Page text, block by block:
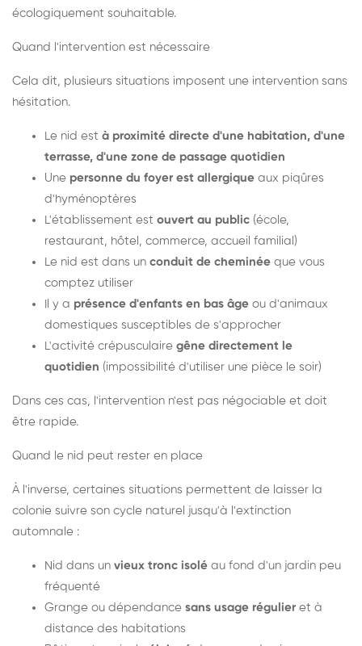
écologiquement souhaitable.
Quand l'intervention est nécessaire
Cela dit, plusieurs situations imposent une intervention sans
hésitation.
Le nid est à proximité directe d'une habitation, d'une
terrasse, d'une zone de passage quotidien
Une personne du foyer est allergique aux piqûres
d'hyménoptères
L'établissement est ouvert au public (école,
restaurant, hôtel, commerce, accueil familial)
Le nid est dans un conduit de cheminée que vous
comptez utiliser
Il y a présence d'enfants en bas âge ou d'animaux
domestiques susceptibles de s'approcher
L'activité crépusculaire gêne directement le
quotidien (impossibilité d'utiliser une pièce le soir)
Dans ces cas, l'intervention n'est pas négociable et doit
être rapide.
Quand le nid peut rester en place
À l'inverse, certaines situations permettent de laisser la
colonie suivre son cycle naturel jusqu'à l'extinction
automnale :
Nid dans un vieux tronc isolé au fond d'un jardin peu
fréquenté
Grange ou dépendance sans usage régulier et à
distance des habitations